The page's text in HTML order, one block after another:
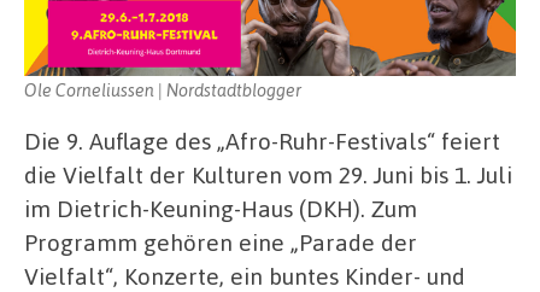
Ole Corneliussen | Nordstadtblogger
Die 9. Auflage des „Afro-Ruhr-Festivals“ feiert
die Vielfalt der Kulturen vom 29. Juni bis 1. Juli
im Dietrich-Keuning-Haus (DKH). Zum
Programm gehören eine „Parade der
Vielfalt“, Konzerte, ein buntes Kinder- und